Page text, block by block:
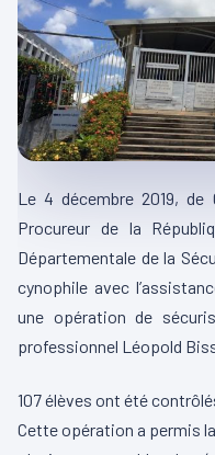
Le 4 décembre 2019,
Procureur de la
Départementale de la
cynophile avec
une opération de
professionnel Léopold
107 élèves ont été
Cette opération a permis